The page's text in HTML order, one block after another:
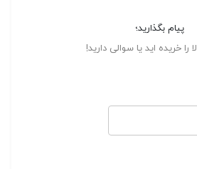
پیام بگذارید؛
را خریده اید یا سوالی دارید!